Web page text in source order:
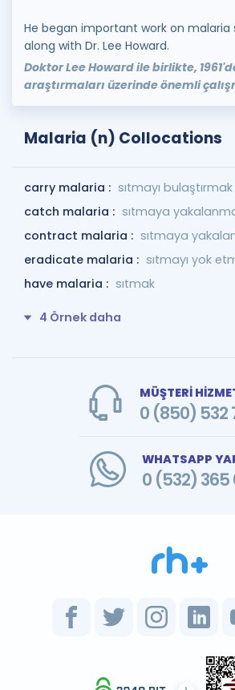
He began important work on malaria
along with Dr. Lee Howard.
Doktor Lee Howard ile birlikte,
araştırmaları üzerinde önemli
Malaria (n) Collocations
carry malaria : sıtmayı bulaştırmak
catch malaria : sıtmaya
contract malaria : sıtmaya
eradicate malaria : sıtmayı yok
have malaria : sıtmak
4 Örnek daha
MÜŞTERİ
0 (850) 532
WHATSAPP
0 (532) 365